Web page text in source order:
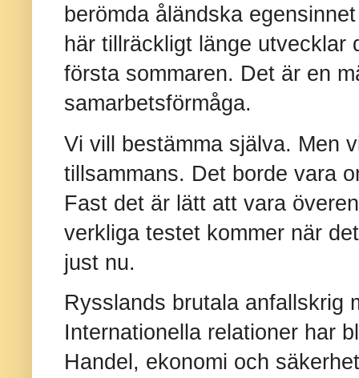
berömda åländska
här tillräckligt länge utvecklar
första sommaren. Det är en
samarbetsförmåga.
Vi vill bestämma själva. Men
tillsammans. Det borde vara
Fast det är lätt att vara
verkliga testet kommer när
just nu.
Rysslands brutala anfallskrig
Internationella relationer har
Handel, ekonomi och